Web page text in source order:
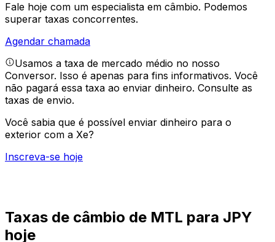
Fale hoje com um especialista em câmbio. Podemos
superar taxas concorrentes.
Agendar chamada
Usamos a taxa de mercado médio no nosso
Conversor. Isso é apenas para fins informativos. Você
não pagará essa taxa ao enviar dinheiro. Consulte as
taxas de envio.
Você sabia que é possível enviar dinheiro para o
exterior com a Xe?
Inscreva-se hoje
Taxas de câmbio de MTL para JPY
hoje